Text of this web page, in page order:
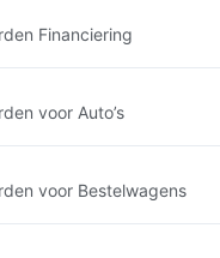
Financiering
voor Auto’s
voor Bestelwagens